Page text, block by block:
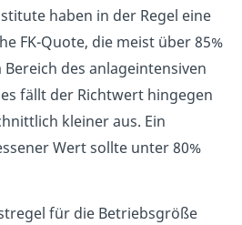
haben in der Regel eine
FK-Quote, die meist über 85%
Bereich des anlageintensiven
fällt der Richtwert hingegen
kleiner aus. Ein
Wert sollte unter 80%
für die Betriebsgröße